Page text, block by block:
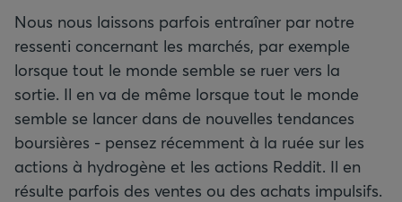
Nous nous laissons parfois entraîner par notre
ressenti concernant les marchés, par exemple
lorsque tout le monde semble se ruer vers la
sortie. Il en va de même lorsque tout le monde
semble se lancer dans de nouvelles tendances
boursières - pensez récemment à la ruée sur les
actions à hydrogène et les actions Reddit. Il en
résulte parfois des ventes ou des achats impulsifs.